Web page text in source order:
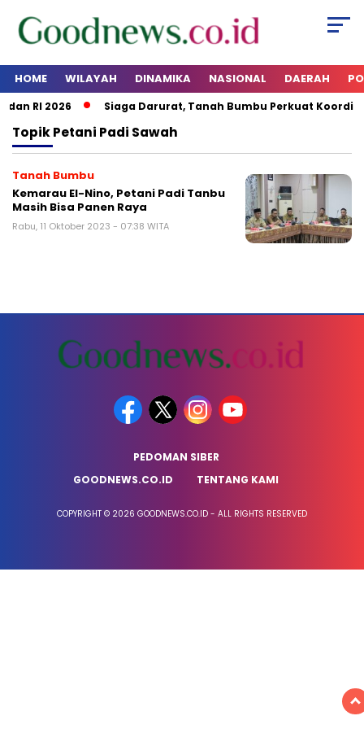
HOME WILAYAH DINAMIKA NASIONAL DAERAH
RI 2026 Siaga Darurat, Tanah Bumbu Perkuat
TopikPetani Padi Sawah
Tanah Bumbu
Kemarau El-Nino, Petani Padi Tanbu
Masih Bisa Panen Raya
Rabu, 11 Oktober 2023 - 07:38 WITA
PEDOMAN SIBER
GOODNEWS.CO.ID
TENTANG KAMI
COPYRIGHT © 2026 GOODNEWS.CO.ID - ALL RIGHTS RESERVED